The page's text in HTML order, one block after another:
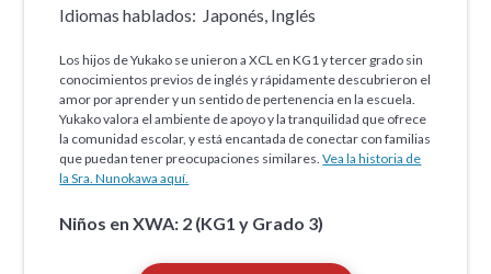
Idiomas hablados: Japonés, Inglés
Los hijos de Yukako se unieron a XCL en KG1 y tercer grado sin
conocimientos previos de inglés y rápidamente descubrieron el
amor por aprender y un sentido de pertenencia en la escuela.
Yukako valora el ambiente de apoyo y la tranquilidad que ofrece
la comunidad escolar, y está encantada de conectar con familias
que puedan tener preocupaciones similares. Vea la historia de
la Sra. Nunokawa aquí.
Niños en XWA: 2 (KG1 y Grado 3)